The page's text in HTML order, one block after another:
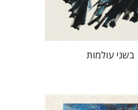
$35
$32
בשני עולמות